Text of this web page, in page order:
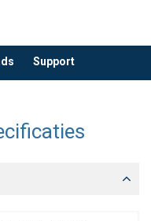
Support